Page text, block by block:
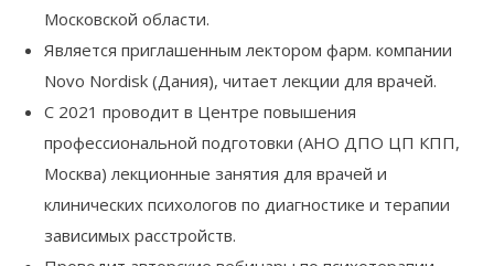
Московской области.
Является приглашенным лектором фарм. компании
Novo Nordisk (Дания), читает лекции для врачей.
С 2021 проводит в Центре повышения
профессиональной подготовки (АНО ДПО ЦП КПП,
Москва) лекционные занятия для врачей и
клинических психологов по диагностике и терапии
зависимых расстройств.